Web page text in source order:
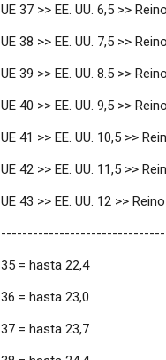
UE 37 >> EE. UU. 6,5 >>
UE 38 >> EE. UU. 7,5 >>
UE 39 >> EE. UU. 8.5 >>
UE 40 >> EE. UU. 9,5 >>
UE 41 >> EE. UU. 10,5 >>
UE 42 >> EE. UU. 11,5 >>
UE 43 >> EE. UU. 12 >>
35 = hasta 22,4
36 = hasta 23,0
37 = hasta 23,7